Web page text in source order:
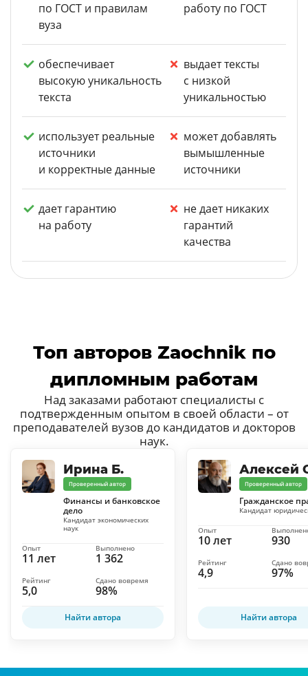
по ГОСТ и правилам
вуза
работу по ГОСТ
обеспечивает
высокую уникальность
текста
выдает тексты
с низкой
уникальностью
использует реальные
источники
и корректные данные
может добавлять
вымышленные
источники
дает гарантию
на работу
не дает никаких
гарантий
качества
Топ авторов Zaochnik по
дипломным работам
Над заказами работают специалисты с
подтвержденным опытом в своей области – от
преподавателей вузов до кандидатов и докторов
наук.
Ирина Б.
Проверенный автор
Финансы и банковское
дело
Кандидат экономических
наук
11 лет
Опыт
1 362
Выполнено
5,0
Рейтинг
98%
Сдано вовремя
Найти автора
Алексей
Проверенный автор
Гражданское
Кандидат
10 лет
Опыт
930
4,9
Рейтинг
97%
Сдано
Найти автора